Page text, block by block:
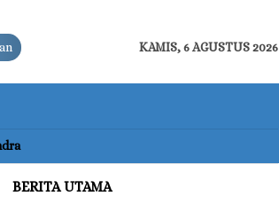
KAMIS, 6 AGUSTUS 2026
BERITA UTAMA